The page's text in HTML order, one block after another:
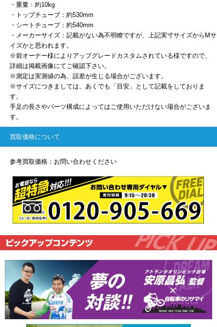
・重量：約10kg
・トップチューブ：約530mm
・シートチューブ：約540mm
・メーカーサイズ：記載がない為不明瞭ですが、上記実寸サイズからMサ
イズかと思われます。
※前オーナー様によりアップグレードカスタムされている様ですので、
詳細は掲載画像にてご確認下さい。
※測定は実測値の為、誤差が生じる場合がございます。
※サイズにつきましては、あくでも「目安」として記載をしておりま
す。
手足の長さやパーツ構成によってはご使用いただけない場合がございま
す。
買取価格について
参考買取価格：お問い合わせください